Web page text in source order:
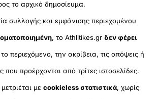
το αρχικό δημοσίευμα.
συλλογής και εμφάνισης περιεχομένου
, το Athlitikes.gr δεν φέρει
το περιεχόμενο, την ακρίβεια, τις απόψεις ή
που προέρχονται από τρίτες ιστοσελίδες.
μεcookieless στατιστικά, χωρίς